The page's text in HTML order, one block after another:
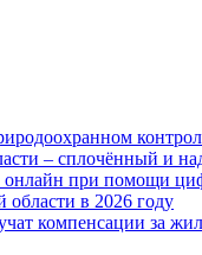
– сплочённый и
онлайн при помощи
в 2026 году
компенсации за